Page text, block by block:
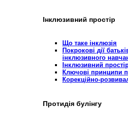
Інклюзивний простір
Що таке інклюзія
Покрокові дії
інклюзивного
Інклюзивний
Ключові принципи
Корекційно-
Протидія булінгу